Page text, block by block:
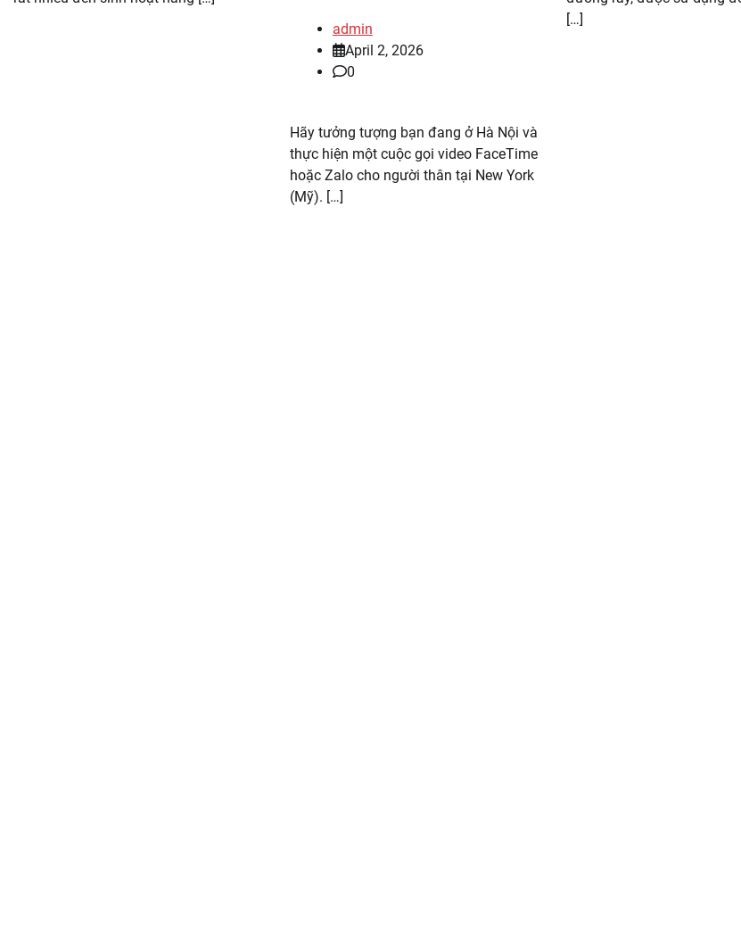
admin
April 2, 2026
0
Hãy tưởng tượng bạn đang ở Hà Nội và
thực hiện một cuộc gọi video FaceTime
hoặc Zalo cho người thân tại New York
(Mỹ). […]
[…]